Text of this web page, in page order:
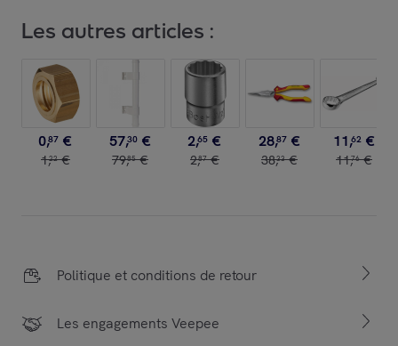
Les autres articles :
0,87 €
1,22 €
57,30 €
79,85 €
2,65 €
2,87 €
28,87 €
38,33 €
11,62 €
11,76 €
Politique et conditions de retour
Les engagements Veepee